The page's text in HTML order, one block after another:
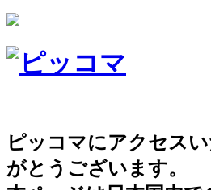
ピッコマにアクセス
がとうございます。